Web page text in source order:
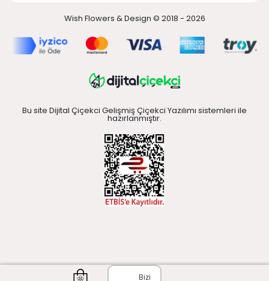
Wish Flowers & Design © 2018 - 2026
Bu site Dijital Çiçekci Gelişmiş Çiçekci Yazılımı sistemleri ile
hazırlanmıştır.
Bizi